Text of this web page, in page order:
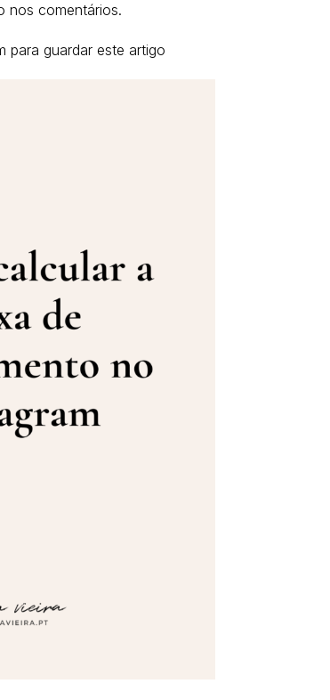
nos comentários.
para guardar este artigo